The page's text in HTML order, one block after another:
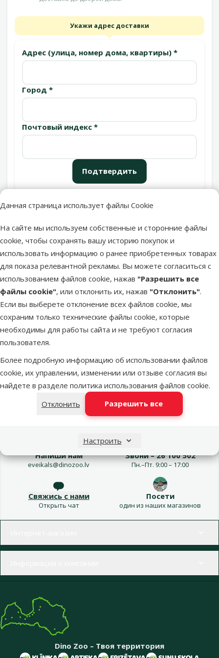
Данная страница использует файлы Cookie
На сайте мы используем собственные и сторонние файлы
cookie, чтобы сохранять вашу историю покупок и
использовать информацию о ранее приобретенных товарах
для показа релевантной рекламы. Вы можете согласиться с
использованием файлов cookie, нажав "Разрешить все
файлы cookie", или отклонить их, нажав "Отклонить".
Если вы выберете отклонение всех файлов cookie, мы
сохраним только технические файлы cookie, которые
необходимы для работы сайта и не требуют согласия
пользователя.
Более подробную информацию об использовании файлов
cookie, их управлении, изменении или отзыве согласия вы
найдете в разделе политика использования файлов cookie.
Отклонить
Разрешить все
Настроить
Укажи адрес доставки
Адрес (улица, номер дома, квартиры) *
Город *
Почтовый индекс *
Подтвердить
Latvijas Pasts пакомат во вторник
DPD Pickup tīkls во вторник
LATVIJAS PASTS почтовое
отделение
во вторник
OMNIVA пакоматы во вторник
Добавить в корзину
Напиши нам
eveikals@dinozoo.lv
Звони – 26 100 502
Пн.–Пт. 9:00 – 17:00
Свяжись с нами
Открыть чат
Посети
один из наших магазинов
Dino Zoo – Твоя территория